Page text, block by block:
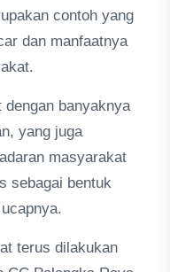
contoh yang
dan manfaatnya
banyaknya
yang juga
masyarakat
sebagai bentuk
terus dilakukan